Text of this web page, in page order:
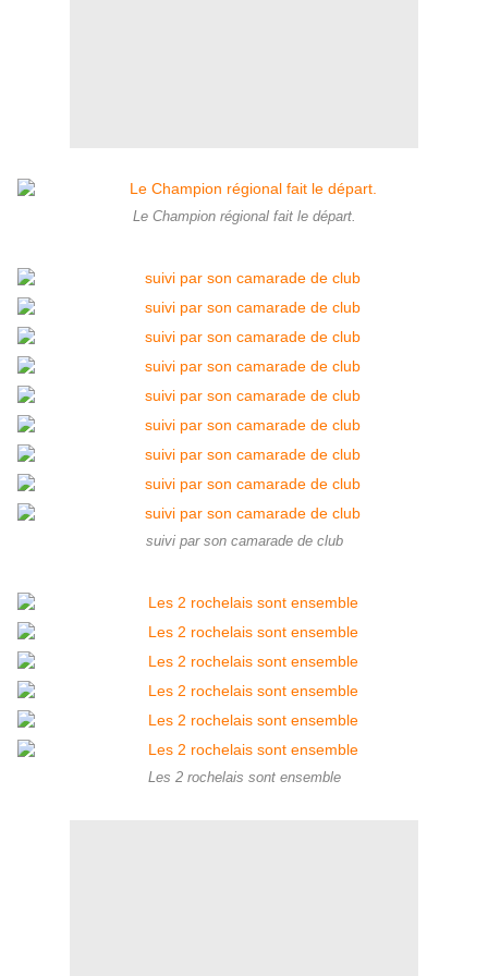
Le Champion régional fait le départ.
suivi par son camarade de club
Les 2 rochelais sont ensemble